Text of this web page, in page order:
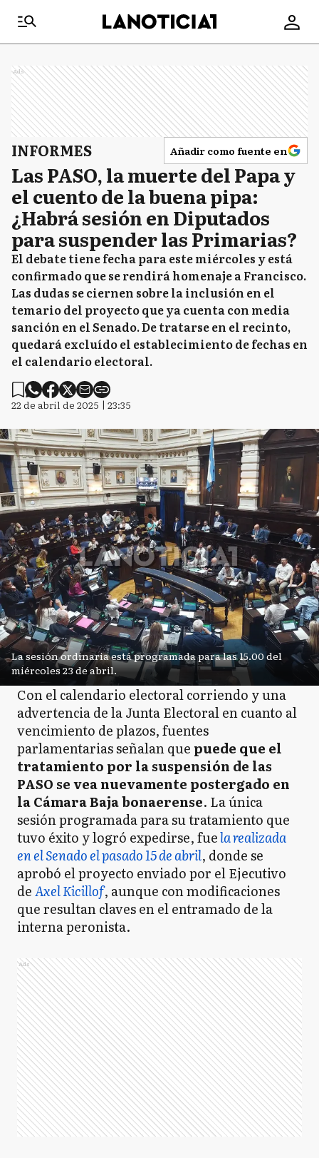
Ads
INFORMES Añadir como fuente en
Las PASO, la muerte del Papa y
el cuento de la buena pipa:
¿Habrá sesión en Diputados
para suspender las Primarias?
El debate tiene fecha para este miércoles y está
confirmado que se rendirá homenaje a Francisco.
Las dudas se ciernen sobre la inclusión en el
temario del proyecto que ya cuenta con media
sanción en el Senado. De tratarse en el recinto,
quedará excluído el establecimiento de fechas en
el calendario electoral.
22 de abril de 2025 | 23:35
La sesión ordinaria está programada para las 15.00 del
miércoles 23 de abril.
Con el calendario electoral corriendo y una
advertencia de la Junta Electoral en cuanto al
vencimiento de plazos, fuentes
parlamentarias señalan que puede que el
tratamiento por la suspensión de las
PASO se vea nuevamente postergado en
la Cámara Baja bonaerense. La única
sesión programada para su tratamiento que
tuvo éxito y logró expedirse, fuela realizada
en el Senado el pasado 15 de abril, donde se
aprobó el proyecto enviado por el Ejecutivo
deAxel Kicillof, aunque con modificaciones
que resultan claves en el entramado de la
interna peronista.
Ads